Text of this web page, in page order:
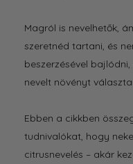
Magról is nevelhetők,
szeretnéd tartani, és
beszerzésével
nevelt növényt
Ebben a cikkben
tudnivalókat, hogy
citrusnevelés – akár